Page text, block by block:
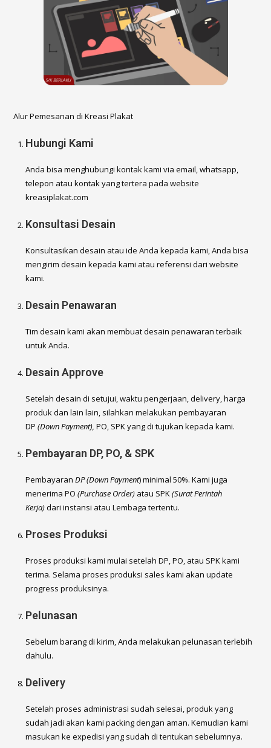
Alur Pemesanan di Kreasi Plakat
Hubungi Kami
Anda bisa menghubungi kontak kami via email, whatsapp,
telepon atau kontak yang tertera pada website
kreasiplakat.com
Konsultasi Desain
Konsultasikan desain atau ide Anda kepada kami, Anda bisa
mengirim desain kepada kami atau referensi dari website
kami.
Desain Penawaran
Tim desain kami akan membuat desain penawaran terbaik
untuk Anda.
Desain Approve
Setelah desain di setujui, waktu pengerjaan, delivery, harga
produk dan lain lain, silahkan melakukan pembayaran
DP(Down Payment), PO, SPK yang di tujukan kepada kami.
Pembayaran DP, PO, & SPK
PembayaranDP (Down Payment) minimal 50%. Kami juga
menerima PO(Purchase Order) atau SPK(Surat Perintah
Kerja)dari instansi atau Lembaga tertentu.
Proses Produksi
Proses produksi kami mulai setelah DP, PO, atau SPK kami
terima. Selama proses produksi sales kami akan update
progress produksinya.
Pelunasan
Sebelum barang di kirim, Anda melakukan pelunasan terlebih
dahulu.
Delivery
Setelah proses administrasi sudah selesai, produk yang
sudah jadi akan kami packing dengan aman. Kemudian kami
masukan ke expedisi yang sudah di tentukan sebelumnya.